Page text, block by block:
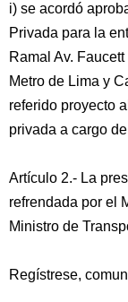
i) se acordó
Privada para la
Ramal Av.
Metro de Lima y
referido proyecto
privada a cargo
Artículo 2.- La
refrendada por el
Ministro de
Regístrese,